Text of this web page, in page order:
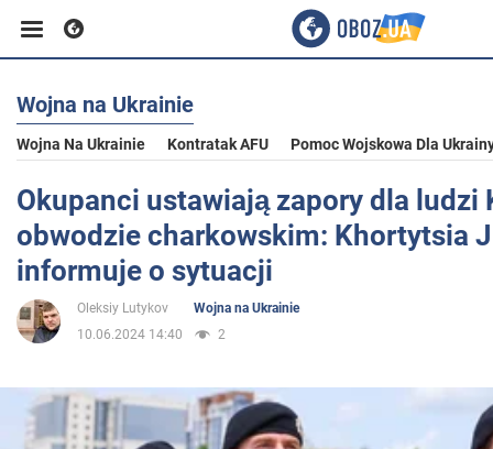
Biznes
Sport
Rozrywka
Życie
Polityka
Wojna na Ukrainie
Wojna Na Ukrainie Kontratak AFU Pomoc Wojskowa Dla
Okupanci ustawiają zapory dla ludzi
obwodzie charkowskim: Khortytsia
informuje o sytuacji
Oleksiy Lutykov
Wojna na Ukrainie
10.06.2024 14:40
2